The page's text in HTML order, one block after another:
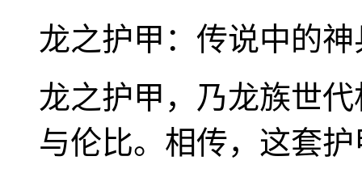
龙之护甲：传说中的
龙之护甲，乃龙族世
与伦比。相传，这套